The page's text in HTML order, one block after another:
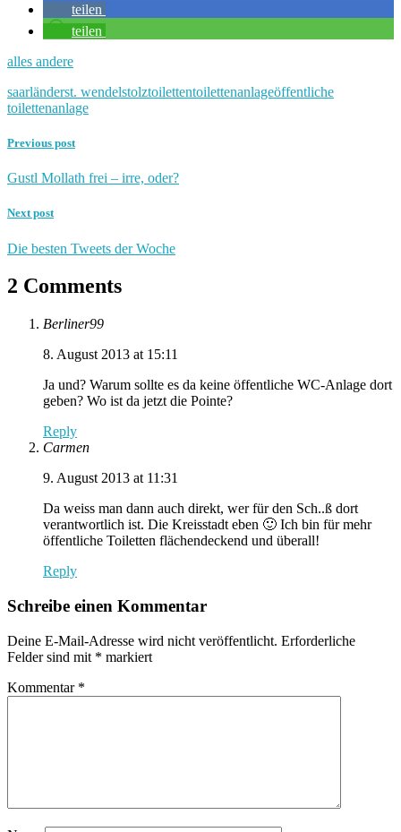
teilen
teilen
alles andere
saarländerst. wendelstolztoilettentoilettenanlageöffentliche
toilettenanlage
Previous post
Gustl Mollath frei – irre, oder?
Next post
Die besten Tweets der Woche
2 Comments
Berliner99
8. August 2013 at 15:11
Ja und? Warum sollte es da keine öffentliche WC-Anlage dort
geben? Wo ist da jetzt die Pointe?
Reply
Carmen
9. August 2013 at 11:31
Da weiss man dann auch direkt, wer für den Sch..ß dort
verantwortlich ist. Die Kreisstadt eben 🙂 Ich bin für mehr
öffentliche Toiletten flächendeckend und überall!
Reply
Schreibe einen Kommentar
Deine E-Mail-Adresse wird nicht veröffentlicht. Erforderliche
Felder sind mit * markiert
Kommentar *